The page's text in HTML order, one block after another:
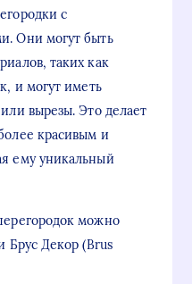
с
Они могут быть
таких как
и могут иметь
вырезы. Это делает
красивым и
ему уникальный
можно
Брус Декор (Brus